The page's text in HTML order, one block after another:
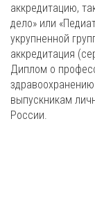
аккредитацию,
дело» или
укрупненной
аккредитация
Диплом о
выпускникам
России.